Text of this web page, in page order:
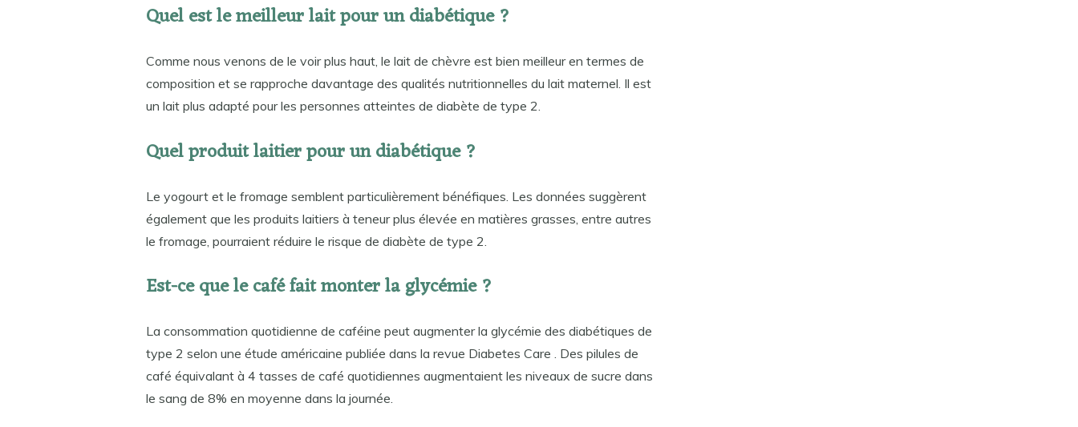
Quel est le meilleur lait pour un diabétique ?
Comme nous venons de le voir plus haut, le lait de chèvre est bien meilleur en termes de
composition et se rapproche davantage des qualités nutritionnelles du lait maternel. Il est
un lait plus adapté pour les personnes atteintes de diabète de type 2.
Quel produit laitier pour un diabétique ?
Le yogourt et le fromage semblent particulièrement bénéfiques. Les données suggèrent
également que les produits laitiers à teneur plus élevée en matières grasses, entre autres
le fromage, pourraient réduire le risque de diabète de type 2.
Est-ce que le café fait monter la glycémie ?
La consommation quotidienne de caféine peut augmenter la glycémie des diabétiques de
type 2 selon une étude américaine publiée dans la revue Diabetes Care . Des pilules de
café équivalant à 4 tasses de café quotidiennes augmentaient les niveaux de sucre dans
le sang de 8% en moyenne dans la journée.